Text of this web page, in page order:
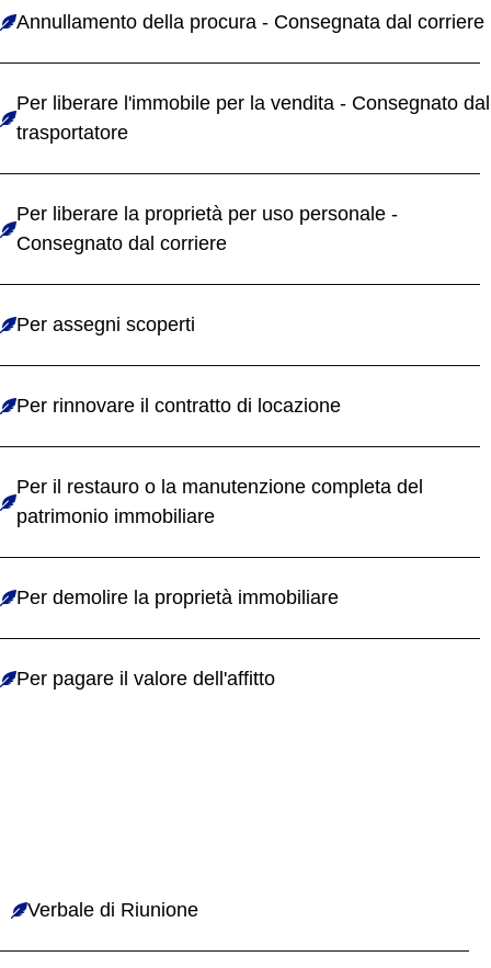
Annullamento della procura - Consegnata dal corriere
Per liberare l'immobile per la vendita - Consegnato dal
trasportatore
Per liberare la proprietà per uso personale -
Consegnato dal corriere
Per assegni scoperti
Per rinnovare il contratto di locazione
Per il restauro o la manutenzione completa del
patrimonio immobiliare
Per demolire la proprietà immobiliare
Per pagare il valore dell'affitto
Verbale di Riunione